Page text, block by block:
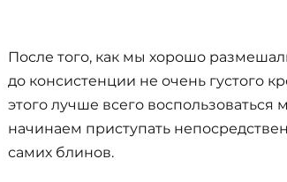
После того, как мы хорошо
до консистенции не очень густого
этого лучше всего воспользоваться
начинаем приступать
самих блинов.